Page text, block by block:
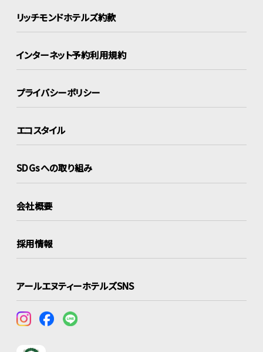
リッチモンドホテルズ約款
インターネット予約利用規約
プライバシーポリシー
エコスタイル
SDGsへの取り組み
会社概要
採用情報
アールエヌティーホテルズSNS